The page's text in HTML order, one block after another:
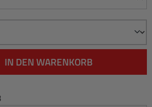
IN DEN WARENKORB